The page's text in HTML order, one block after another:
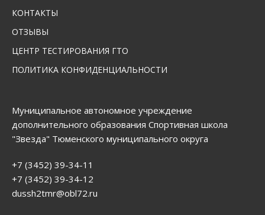
КОНТАКТЫ
ОТЗЫВЫ
ЦЕНТР ТЕСТИРОВАНИЯ ГТО
ПОЛИТИКА КОНФИДЕНЦИАЛЬНОСТИ
Муниципальное автономное учреждение
дополнительного образования Спортивная школа
"Звезда" Тюменского муниципального округа
+7 (3452) 39-34-11
+7 (3452) 39-34-12
dussh2tmr@obl72.ru